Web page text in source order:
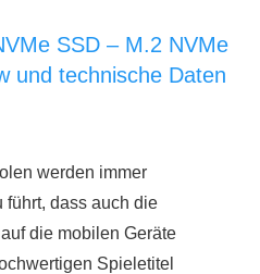
SSD – M.2 NVMe
und technische Daten
werden immer
führt, dass auch die
die mobilen Geräte
Spieletitel